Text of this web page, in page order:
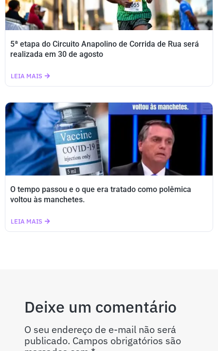
5ª etapa do Circuito Anapolino de Corrida de Rua será
realizada em 30 de agosto
LEIA MAIS
O tempo passou e o que era tratado como polêmica
voltou às manchetes.
LEIA MAIS
Deixe um comentário
O seu endereço de e-mail não será
publicado. Campos obrigatórios são